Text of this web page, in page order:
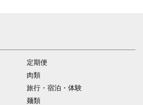
定期便
肉類
旅行・宿泊・体験
麺類